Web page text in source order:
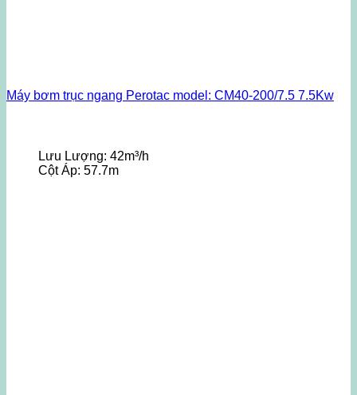
Máy bơm trục ngang Perotac model: CM40-200/7.5 7.5Kw
Lưu Lượng: 42m³/h
Cột Áp: 57.7m